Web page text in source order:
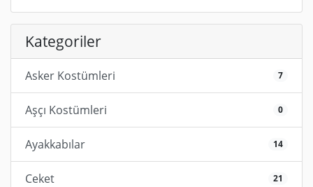
Kategoriler
Asker Kostümleri 7
Aşçı Kostümleri 0
Ayakkabılar 14
Ceket 21